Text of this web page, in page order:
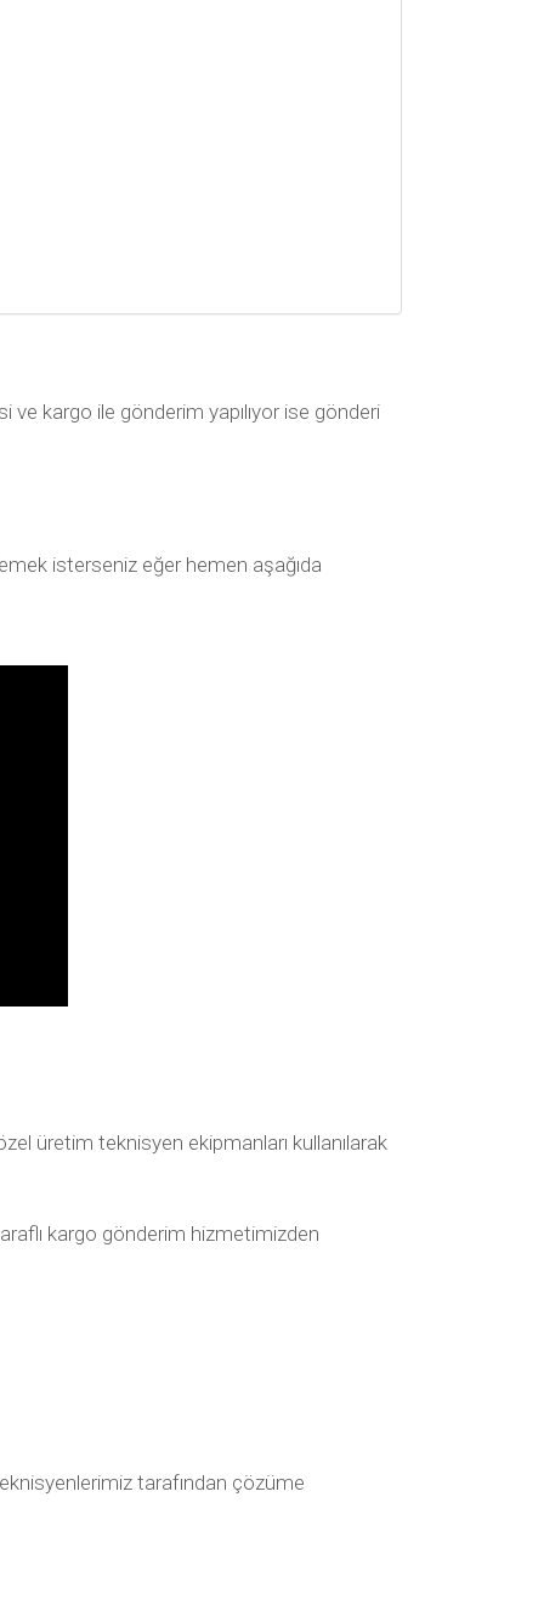
ve kargo ile gönderim yapılıyor ise gönderi
isterseniz eğer hemen aşağıda
üretim teknisyen ekipmanları kullanılarak
kargo gönderim hizmetimizden
tarafından çözüme